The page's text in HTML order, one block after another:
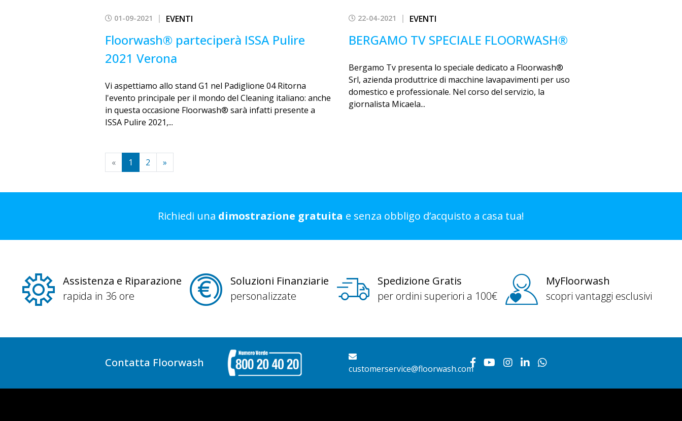
01-09-2021 EVENTI
Floorwash® parteciperà ISSA Pulire
2021 Verona
Vi aspettiamo allo stand G1 nel Padiglione 04 Ritorna
l'evento principale per il mondo del Cleaning italiano: anche
in questa occasione Floorwash® sarà infatti presente a
ISSA Pulire 2021,...
22-04-2021 EVENTI
BERGAMO TV SPECIALE FLOORWASH®
Bergamo Tv presenta lo speciale dedicato a Floorwash®
Srl, azienda produttrice di macchine lavapavimenti per uso
domestico e professionale. Nel corso del servizio, la
giornalista Micaela...
« 1 2 »
Richiedi una dimostrazione gratuita e senza obbligo d’acquisto a casa tua!
Assistenza e Riparazione
rapida in 36 ore
Soluzioni Finanziarie
personalizzate
Spedizione Gratis
per ordini superiori a 100€
MyFloorwash
scopri vantaggi esclusivi
Contatta Floorwash customerservice@floorwash.com